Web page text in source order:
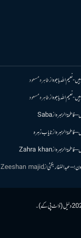
نعیم اللہ باجوہازطاہرہ مسعود
نعیم اللہ باجوہازطاہرہ مسعود
فاطمۃالزہرہازSaba
فاطمۃالزہرہازنایاب زہرہ
فاطمۃالزہرہازZahra khan
– عبدالغفار بگٹیازZeeshan majid